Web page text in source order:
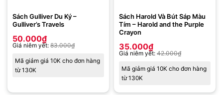
Sách Gulliver Du Ký –
Gulliver’s Travels
50.000₫
Giá niêm yết: 83.000₫
Mã giảm giá 10K cho đơn hàng
từ 130K
Sách Harold Và Bút Sáp Màu
Tím – Harold and the Purple
Crayon
35.000₫
Giá niêm yết: 42.000₫
Mã giảm giá 10K cho đơn hàng
từ 130K